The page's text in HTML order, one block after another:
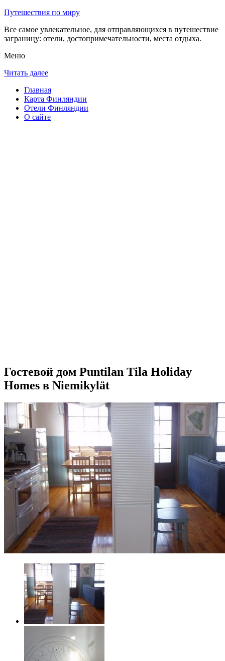
Путешествия по миру
Все самое увлекательное, для отправляющихся в путешествие
заграницу: отели, достопримечательности, места отдыха.
Меню
Читать далее
Главная
Карта Финляндии
Отели Финляндии
О сайте
Гостевой дом Puntilan Tila Holiday
Homes в Niemikylät